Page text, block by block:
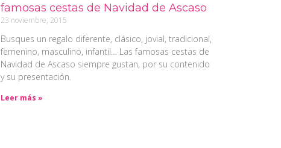
famosas cestas de Navidad de Ascaso
23 noviembre, 2015
Busques un regalo diferente, clásico, jovial, tradicional,
femenino, masculino, infantil… Las famosas cestas de
Navidad de Ascaso siempre gustan, por su contenido
y su presentación.
Leer más »